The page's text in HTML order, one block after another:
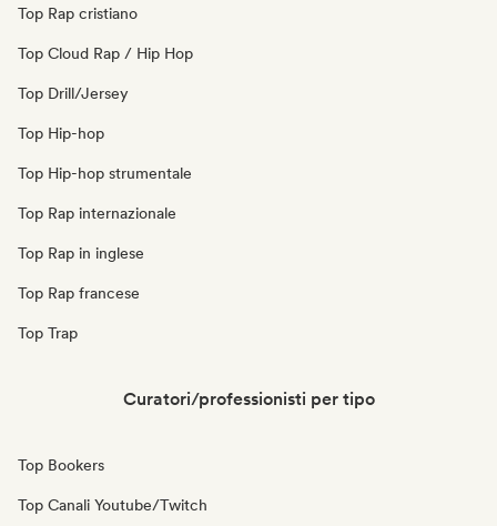
Top Rap cristiano
Top Cloud Rap / Hip Hop
Top Drill/Jersey
Top Hip-hop
Top Hip-hop strumentale
Top Rap internazionale
Top Rap in inglese
Top Rap francese
Top Trap
Curatori/professionisti per tipo
Top Bookers
Top Canali Youtube/Twitch